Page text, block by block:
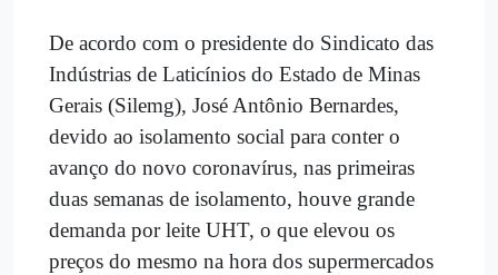
De acordo com o presidente do Sindicato das
Indústrias de Laticínios do Estado de Minas
Gerais (Silemg), José Antônio Bernardes,
devido ao isolamento social para conter o
avanço do novo coronavírus, nas primeiras
duas semanas de isolamento, houve grande
demanda por leite UHT, o que elevou os
preços do mesmo na hora dos supermercados